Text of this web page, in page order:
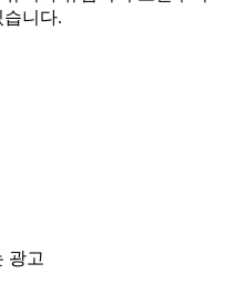
니다.
광고